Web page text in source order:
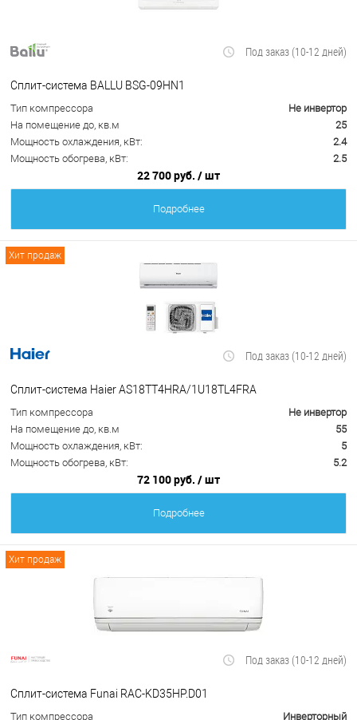
Под заказ (10-12 дней)
Сплит-система BALLU BSG-09HN1
Тип компрессора
Не инвертор
На помещение до, кв.м
25
Мощность охлаждения, кВт:
2.4
Мощность обогрева, кВт:
2.5
22 700 руб. / шт
Подробнее
Хит продаж
Под заказ (10-12 дней)
Сплит-система Haier AS18TT4HRA/1U18TL4FRA
Тип компрессора
Не инвертор
На помещение до, кв.м
55
Мощность охлаждения, кВт:
5
Мощность обогрева, кВт:
5.2
72 100 руб. / шт
Подробнее
Хит продаж
Под заказ (10-12 дней)
Сплит-система Funai RAC-KD35HP.D01
Тип компрессора
Инверторный